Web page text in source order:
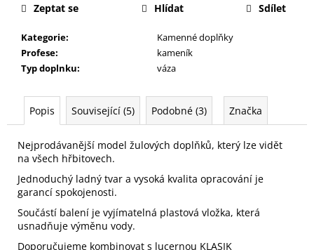
Kategorie:
Kamenné doplňky
Profese:
kameník
Typ doplnku: váza
Zeptat se Hlídat Sdílet
Popis Související (5) Podobné (3) Značka
Nejprodávanější model žulových doplňků, který lze vidět
na všech hřbitovech.
Jednoduchý ladný tvar a vysoká kvalita opracování je
garancí spokojenosti.
Součástí balení je vyjímatelná plastová vložka, která
usnadňuje výměnu vody.
Doporučujeme kombinovat s lucernou KLASIK